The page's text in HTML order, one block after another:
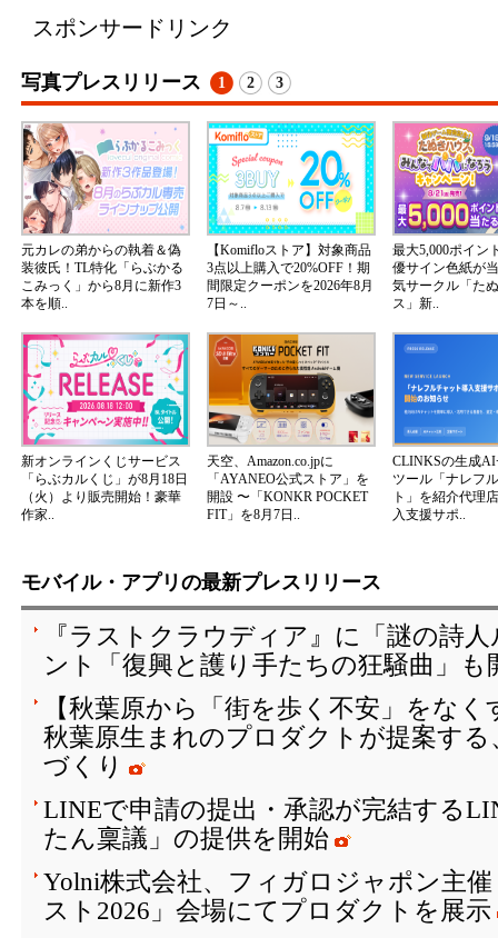
スポンサードリンク
写真プレスリリース 1 2 3
元カレの弟からの執着＆偽
装彼氏！TL特化「らぶかる
こみっく」から8月に新作3
本を順..
【Komifloストア】対象商品
3点以上購入で20%OFF！期
間限定クーポンを2026年8月
7日～..
最大5,000ポイン
優サイン色紙が
気サークル「た
ス」新..
新オンラインくじサービス
「らぶカルくじ」が8月18日
（火）より販売開始！豪華
作家..
天空、Amazon.co.jpに
「AYANEO公式ストア」を
開設 〜「KONKR POCKET
FIT」を8月7日..
CLINKSの生成
ツール「ナレフ
ト」を紹介代理
入支援サポ..
モバイル・アプリの最新プレスリリース
『ラストクラウディア』に「謎の詩
ント「復興と護り手たちの狂騒曲」も
【秋葉原から「街を歩く不安」をな
秋葉原生まれのプロダクトが提案す
づくり
LINEで申請の提出・承認が完結する
たん稟議」の提供を開始
Yolni株式会社、フィガロジャポン主
スト2026」会場にてプロダクトを展示